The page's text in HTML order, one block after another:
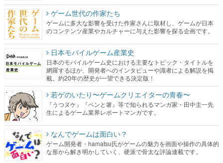
ゲーム世代の作家たち
ゲームに多大な影響を受けた作家さんに取材し、ゲームが日本
のコンテンツ産業やカルチャーに与えた影響を探る企画です。
日本モバイルゲーム産業史
日本のモバイルゲーム史における主要なトピック・タイトルを
網羅するほか、開発者へのインタビューや識者による解説を掲
載。約20年の歴史が一望できる決定版！
若ゲのいたり〜ゲームクリエイターの青春〜
『うつヌケ』『ペンと箸』等で知られるマンガ家・田中圭一先
生によるゲーム業界レポートマンガです。
なんでゲームは面白い？
ゲーム開発者・hamatsu氏がゲームの魅力を画面や操作の具体的
な形から解き明かしていく、硬派で骨太な評論連載です。